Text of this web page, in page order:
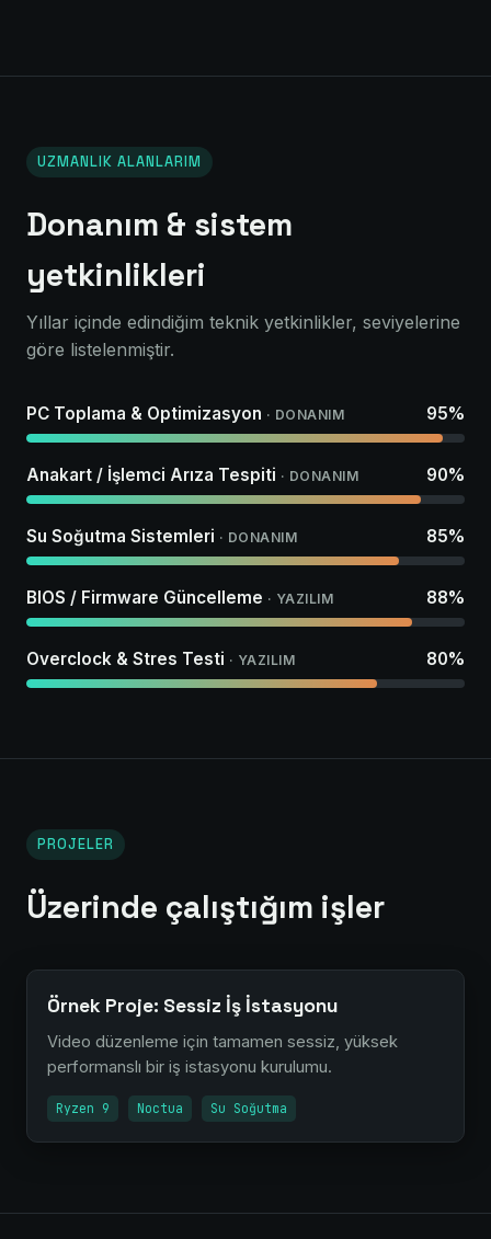
UZMANLIK ALANLARIM
Donanım & sistem
yetkinlikleri
Yıllar içinde edindiğim teknik yetkinlikler, seviyelerine
göre listelenmiştir.
PC Toplama & Optimizasyon · DONANIM 95%
Anakart / İşlemci Arıza Tespiti · DONANIM 90%
Su Soğutma Sistemleri · DONANIM 85%
BIOS / Firmware Güncelleme · YAZILIM 88%
Overclock & Stres Testi · YAZILIM 80%
PROJELER
Üzerinde çalıştığım işler
Örnek Proje: Sessiz İş İstasyonu
Video düzenleme için tamamen sessiz, yüksek
performanslı bir iş istasyonu kurulumu.
Ryzen 9 Noctua Su Soğutma